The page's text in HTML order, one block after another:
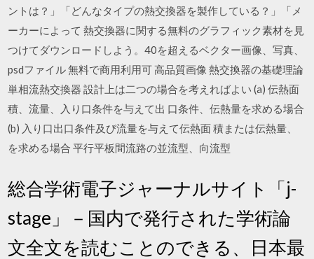
ントは？」「どんなタイプの熱交換器を製作している？」「メ
ーカーによって 熱交換器に関する無料のグラフィック素材を見
つけてダウンロードしよう。40を超えるベクター画像、写真、
psdファイル 無料で商用利用可 高品質画像 熱交換器の基礎理論
単相流熱交換器 設計上は二つの場合を考えればよい (a) 伝熱面
積、流量、入り口条件を与えて出 口条件、伝熱量を求める場合
(b) 入り口出口条件及び流量を与えて伝熱面 積または伝熱量、
を求める場合 平行平板間流路の並流型、向流型
総合学術電子ジャーナルサイト「j-
stage」－国内で発行された学術論
文全文を読むことのできる、日本最